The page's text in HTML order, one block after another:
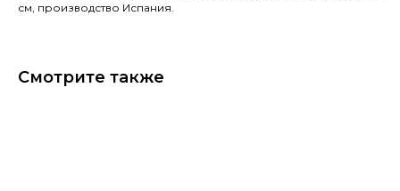
см, производство Испания.
Смотрите также